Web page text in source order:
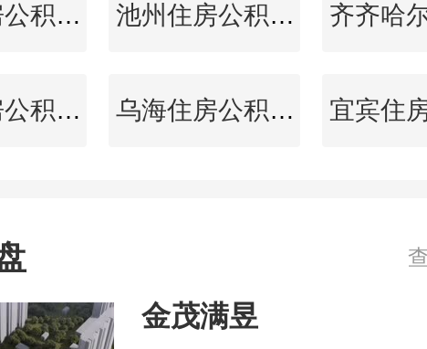
泰州住房公积金查询 池州住房公积金查询
平凉住房公积金查询 乌海住房公积金查询
金茂满昱